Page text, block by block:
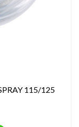
115/125